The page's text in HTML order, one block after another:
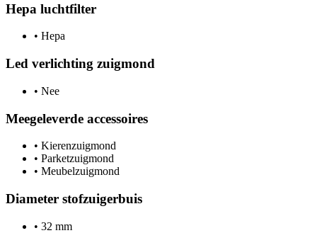
Hepa luchtfilter
• Hepa
Led verlichting zuigmond
• Nee
Meegeleverde accessoires
• Kierenzuigmond
• Parketzuigmond
• Meubelzuigmond
Diameter stofzuigerbuis
• 32 mm